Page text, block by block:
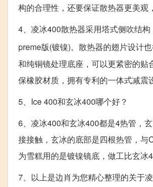
构的合理性，还要保证散热器更美观
4、凌冰400散热器采用塔式侧吹结
preme版(镀镍)。散热器的翅片设计
和纯铜镜处理底座，可以更紧密的
保橡胶材质，拥有专利的一体式减震
5、Ice 400和玄冰400哪个好？
6、凌冰400和玄冰400都是4热管，
接接触，玄冰的底部是四根热管，
为雪糕用的是镀镍镜底，做工比玄冰
7、以上是边肖为您精心整理的关于